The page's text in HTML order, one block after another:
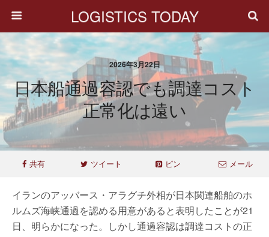
LOGISTICS TODAY
2026年3月22日
日本船通過容認でも調達コスト
正常化は遠い
共有 ツイート ピン メール
イランのアッバース・アラグチ外相が日本関連船舶のホ
ルムズ海峡通過を認める用意があると表明したことが21
日、明らかになった。しかし通過容認は調達コストの正